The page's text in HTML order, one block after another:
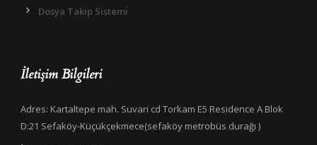
Dosya Takip Sistemi
İletişim Bilgileri
Adres: Kartaltepe mah. Suvari cd Torkam E5 Residence A Blok
D:21 Sefaköy-Küçükçekmece(sefaköy metrobüs durağı )